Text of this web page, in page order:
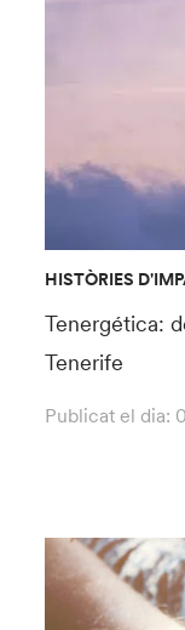
HISTÒRIES
Tenergética:
Tenerife
Publicat el dia: